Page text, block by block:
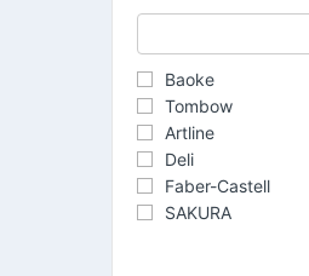
Baoke
Tombow
Artline
Deli
Faber-Castell
SAKURA